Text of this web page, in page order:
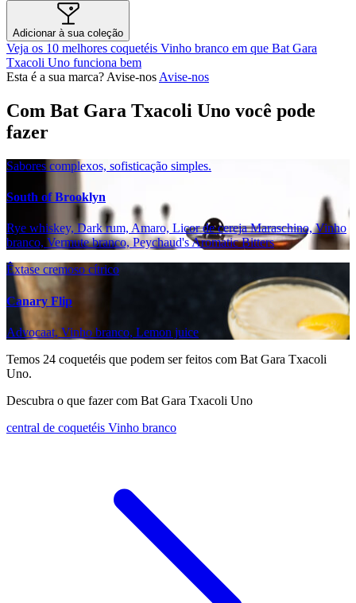
Adicionar à sua coleção
Veja os 10 melhores coquetéis Vinho branco em que Bat Gara
Txacoli Uno funciona bem
Esta é a sua marca? Avise-nos Avise-nos
Com Bat Gara Txacoli Uno você pode
fazer
Sabores complexos, sofisticação simples.
South of Brooklyn
Rye whiskey, Dark rum, Amaro, Licor de cereja Maraschino, Vinho
branco, Vermute branco, Peychaud's Aromatic Bitters
Êxtase cremoso cítrico
Canary Flip
Advocaat, Vinho branco, Lemon juice
Temos 24 coquetéis que podem ser feitos com Bat Gara Txacoli
Uno.
Descubra o que fazer com Bat Gara Txacoli Uno
central de coquetéis Vinho branco